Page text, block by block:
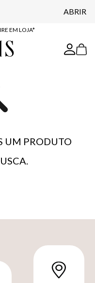
ABRIR
COMPRA*
EM LOJA*
COMPRA*
UM PRODUTO